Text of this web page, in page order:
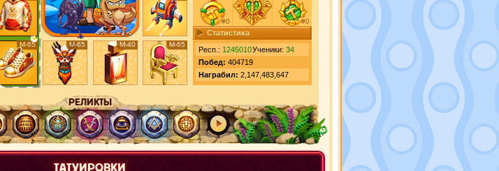
М-65 М-65
М-65 М-40
#0 #0
Статистика
Респ.: 1245010Ученики: 34
Побед: 404719
Награбил: 2,147,483,647
РЕЛИКТЫ
ТАТУИРОВКИ